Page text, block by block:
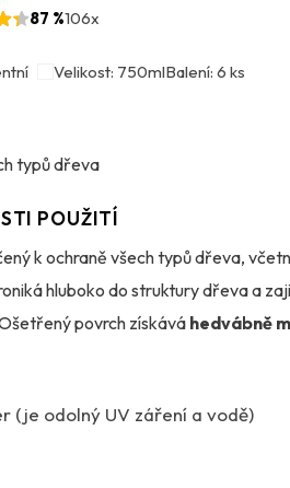
87 %106x
Velikost: 750mlBalení: 6 ks
typů dřeva
POUŽITÍ
k ochraně všech typů dřeva,
hluboko do struktury dřeva a
povrch získáváhedvábně
proti plísnímapřírodní karnaubský
životnost dřeva a zachováte
(je odolný UV záření a vodě)